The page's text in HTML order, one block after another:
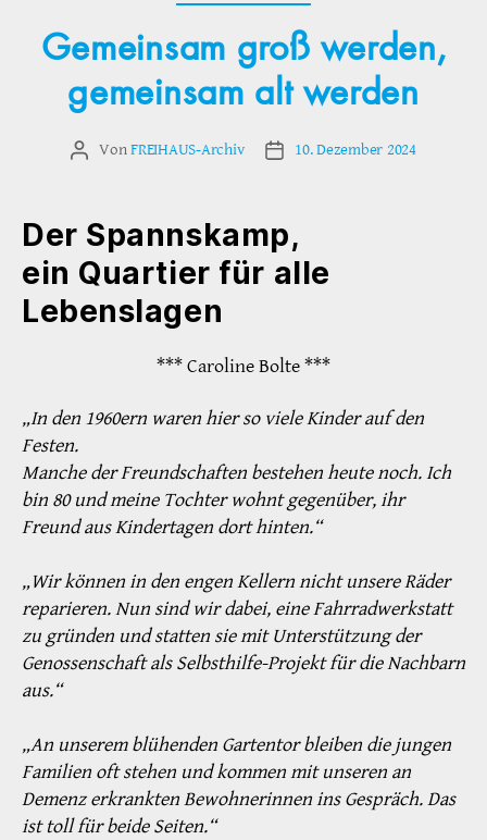
Gemeinsam groß werden,
gemeinsam alt werden
Beitragsautor
VonFREIHAUS-Archiv Veröffentlichungsdatum
10. Dezember 2024
Der Spannskamp,
ein Quartier für alle
Lebenslagen
*** Caroline Bolte ***
„In den 1960ern waren hier so viele Kinder auf den
Festen.
Manche der Freundschaften bestehen heute noch. Ich
bin 80 und meine Tochter wohnt gegenüber, ihr
Freund aus Kindertagen dort hinten.“
„Wir können in den engen Kellern nicht unsere Räder
reparieren. Nun sind wir dabei, eine Fahrradwerkstatt
zu gründen und statten sie mit Unterstützung der
Genossenschaft als Selbsthilfe-Projekt für die Nachbarn
aus.“
„An unserem blühenden Gartentor bleiben die jungen
Familien oft stehen und kommen mit unseren an
Demenz erkrankten Bewohnerinnen ins Gespräch. Das
ist toll für beide Seiten.“